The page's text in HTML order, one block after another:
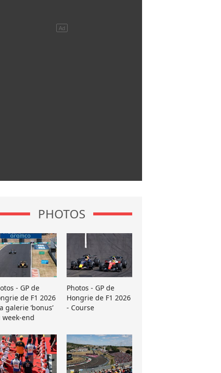
PHOTOS
- GP de
de F1 2026
galerie ’bonus’
week-end
Photos - GP de
Hongrie de F1 2026
- Course